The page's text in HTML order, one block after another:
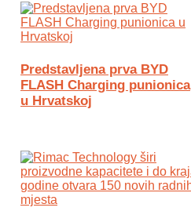
Predstavljena prva BYD
FLASH Charging punionica
u Hrvatskoj